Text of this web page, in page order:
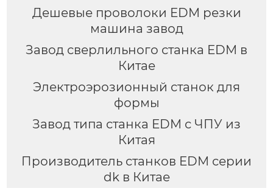
Дешевые проволоки EDM резки
машина завод
Завод сверлильного станка EDM в
Китае
Электроэрозионный станок для
формы
Завод типа станка EDM с ЧПУ из
Китая
Производитель станков EDM серии
dk в Китае